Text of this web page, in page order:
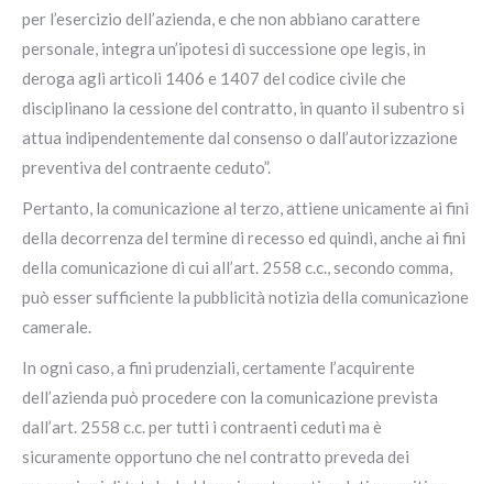
per l’esercizio dell’azienda, e che non abbiano carattere
personale, integra un’ipotesi di successione ope legis, in
deroga agli articoli 1406 e 1407 del codice civile che
disciplinano la cessione del contratto, in quanto il subentro si
attua indipendentemente dal consenso o dall’autorizzazione
preventiva del contraente ceduto”.
Pertanto, la comunicazione al terzo, attiene unicamente ai fini
della decorrenza del termine di recesso ed quindi, anche ai fini
della comunicazione di cui all’art. 2558 c.c., secondo comma,
può esser sufficiente la pubblicità notizia della comunicazione
camerale.
In ogni caso, a fini prudenziali, certamente l’acquirente
dell’azienda può procedere con la comunicazione prevista
dall’art. 2558 c.c. per tutti i contraenti ceduti ma è
sicuramente opportuno che nel contratto preveda dei